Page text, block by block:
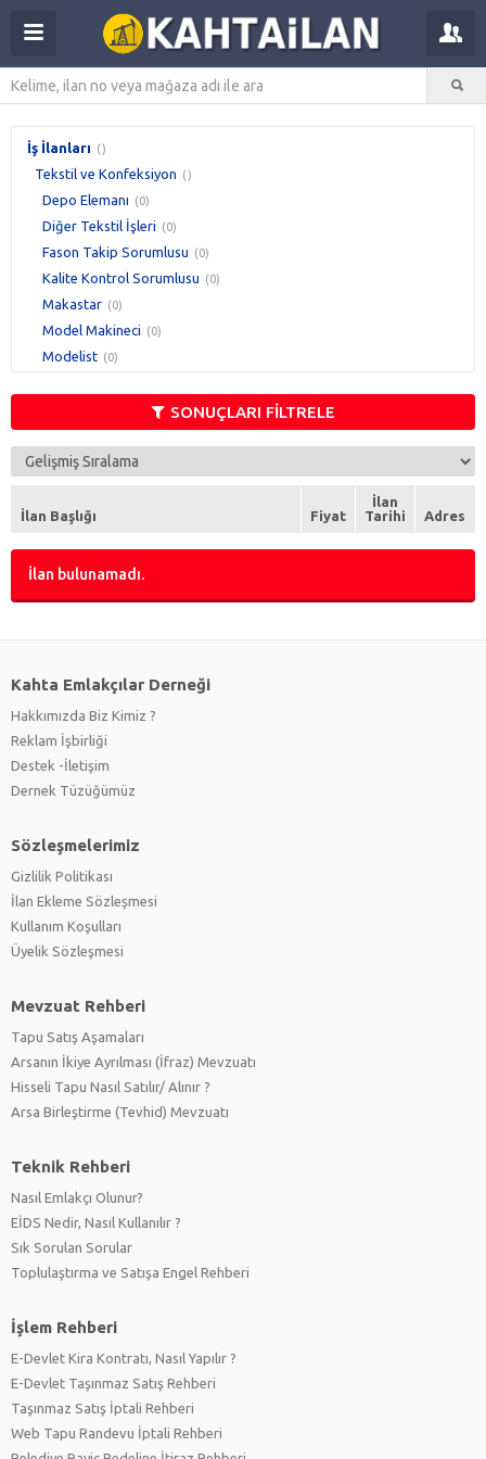
İş İlanları ()
Tekstil ve Konfeksiyon ()
Depo Elemanı (0)
Diğer Tekstil İşleri (0)
Fason Takip Sorumlusu (0)
Kalite Kontrol Sorumlusu (0)
Makastar (0)
Model Makineci (0)
Modelist (0)
Planlama ve Operasyon Uzmanı
Prova Mankeni
Son Ütücü
Tekstil ve Konfeksiyon Yöneticisi
SONUÇLARI FİLTRELE
İlan Başlığı Fiyat
İlan
Tarihi
Adres
İlan bulunamadı.
Kahta Emlakçılar Derneği
Hakkımızda Biz Kimiz ?
Reklam İşbirliği
Destek -İletişim
Dernek Tüzüğümüz
Sözleşmelerimiz
Gizlilik Politikası
İlan Ekleme Sözleşmesi
Kullanım Koşulları
Üyelik Sözleşmesi
Mevzuat Rehberi
Tapu Satış Aşamaları
Arsanın İkiye Ayrılması (İfraz) Mevzuatı
Hisseli Tapu Nasıl Satılır/ Alınır ?
Arsa Birleştirme (Tevhid) Mevzuatı
Teknik Rehberi
Nasıl Emlakçı Olunur?
EİDS Nedir, Nasıl Kullanılır ?
Sık Sorulan Sorular
Toplulaştırma ve Satışa Engel Rehberi
İşlem Rehberi
E-Devlet Kira Kontratı, Nasıl Yapılır ?
E-Devlet Taşınmaz Satış Rehberi
Taşınmaz Satış İptali Rehberi
Web Tapu Randevu İptali Rehberi